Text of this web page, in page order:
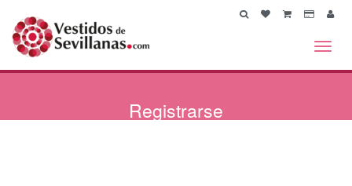
Registrarse